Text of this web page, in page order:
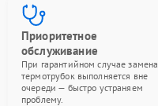
Приоритетное
обслуживание
При гарантийном случае замена
термотрубок выполняется вне
очереди — быстро устраняем
проблему.